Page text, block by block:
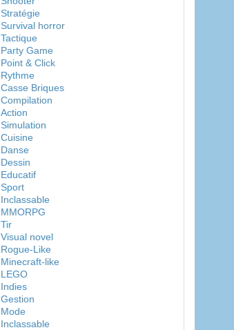
Stratégie
Survival horror
Tactique
Party Game
Point & Click
Rythme
Casse Briques
Compilation
Action
Simulation
Cuisine
Danse
Dessin
Educatif
Sport
Inclassable
MMORPG
Tir
Visual novel
Rogue-Like
Minecraft-like
LEGO
Indies
Gestion
Mode
Inclassable